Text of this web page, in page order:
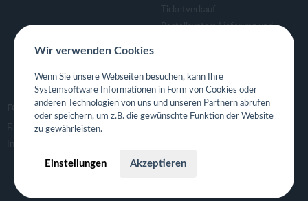
Ticketverkauf
Bestellsystem Lieferung und
Eigene App für Restaurant
FOLGE UNS
Facebook
Instagram
Wir verwenden Cookies
Wenn Sie unsere Webseiten besuchen, kann Ihre
Systemsoftware Informationen in Form von Cookies oder
anderen Technologien von uns und unseren Partnern abrufen
oder speichern, um z.B. die gewünschte Funktion der Website
zu gewährleisten.
Einstellungen Akzeptieren